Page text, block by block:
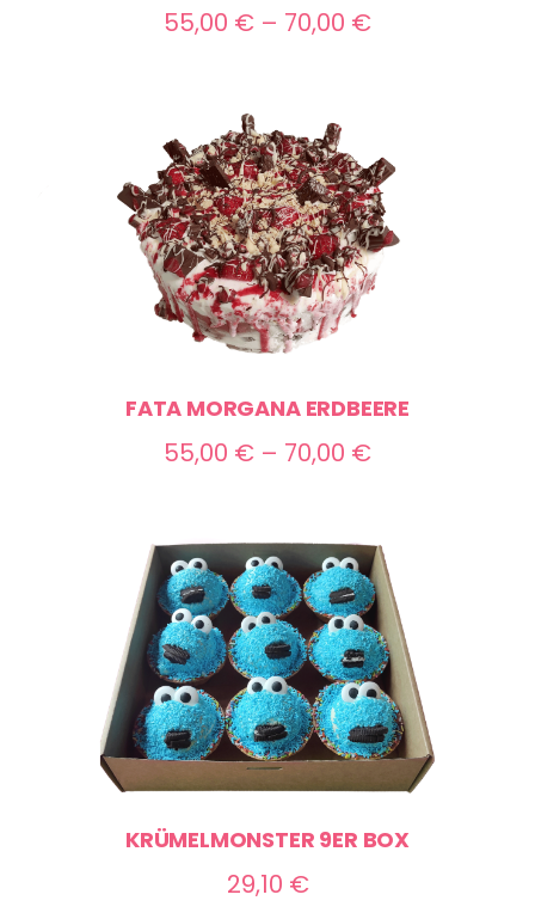
55,00 € – 70,00 €Preisspanne:
FATA MORGANA ERDBEERE
55,00 € – 70,00 €Preisspanne:
70,00 €
KRÜMELMONSTER 9ER BOX
29,10 €